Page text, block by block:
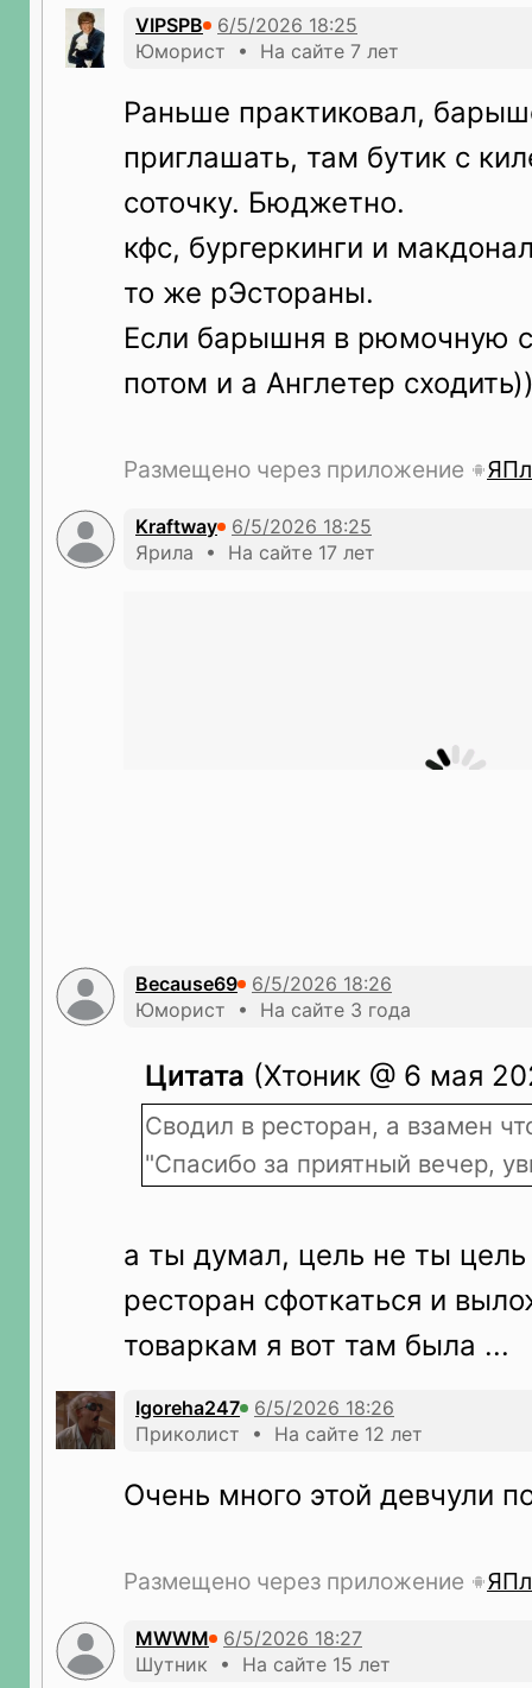
VIPSPB
Юморист • На сайте 7 лет
Раньше практиковал,
приглашать, там бутик с
соточку. Бюджетно.
кфс, бургеркинги и
то же рЭстораны.
Если барышня в рюмочную
потом и а Англетер
Размещено через приложение
Kraftway
Ярила • На сайте 17 лет
Because69
Юморист • На сайте 3 года
Цитата (Хтоник @ 6 мая
Сводил в ресторан, а взамен
"Спасибо за приятный вечер,
а ты думал, цель не ты цель
ресторан сфоткаться и
товаркам я вот там была ...
Igoreha247
Приколист • На сайте 12 лет
Очень много этой девчули
Размещено через приложение
MWWM
Шутник • На сайте 15 лет